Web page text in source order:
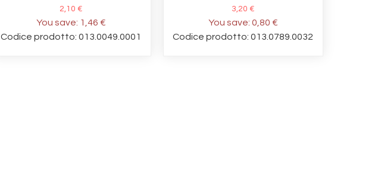
2,10 €
You save: 1,46 €
Codice prodotto: 013.0049.0001
3,20 €
You save: 0,80 €
Codice prodotto: 013.0789.0032